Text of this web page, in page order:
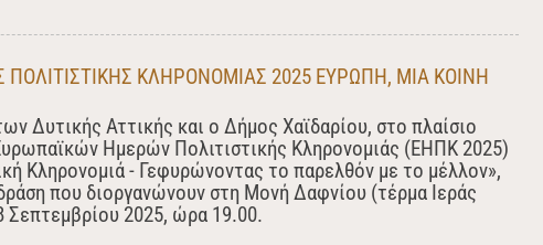
ΚΛΗΡΟΝΟΜΙΑΣ 2025 ΕΥΡΩΠΗ, ΜΙΑ ΚΟΙΝΗ
Δυτικής Αττικής και ο Δήμος Χαϊδαρίου, στο πλαίσιο
Ημερών Πολιτιστικής Κληρονομιάς (ΕΗΠΚ 2025)
Κληρονομιά - Γεφυρώνοντας το παρελθόν με το μέλλον»,
που διοργανώνουν στη Μονή Δαφνίου (τέρμα Ιεράς
Σεπτεμβρίου 2025, ώρα 19.00.